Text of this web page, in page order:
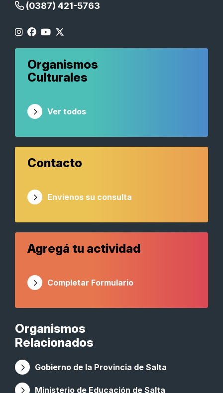
(0387) 421-5763
Organismos
Relacionados
Gobierno de la Provincia de Salta
Ministerio de Educación de Salta
Organismos
Culturales
Ver todos
Contacto
Envienos su consulta
Agregá tu actividad
Completar Formulario